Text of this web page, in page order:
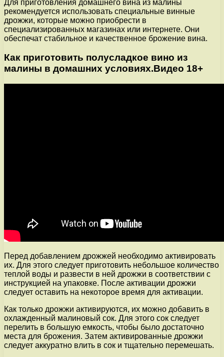
Для приготовления домашнего вина из малины
рекомендуется использовать специальные винные
дрожжи, которые можно приобрести в
специализированных магазинах или интернете. Они
обеспечат стабильное и качественное брожение вина.
Как приготовить полусладкое вино из
малины в домашних условиях.Видео 18+
Перед добавлением дрожжей необходимо активировать
их. Для этого следует приготовить небольшое количество
теплой воды и развести в ней дрожжи в соответствии с
инструкцией на упаковке. После активации дрожжи
следует оставить на некоторое время для активации.
Как только дрожжи активируются, их можно добавить в
охлажденный малиновый сок. Для этого сок следует
перелить в большую емкость, чтобы было достаточно
места для брожения. Затем активированные дрожжи
следует аккуратно влить в сок и тщательно перемешать.